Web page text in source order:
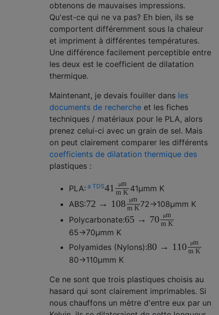
obtenons de mauvaises impressions.
Qu'est-ce qui ne va pas? Eh bien, ils se
comportent différemment sous la chaleur
et impriment à différentes températures.
Une différence facilement perceptible entre
les deux est le coefficient de dilatation
thermique.
Maintenant, je devais fouiller dans les
documents de recherche et les fiches
techniques / matériaux pour le PLA, alors
prenez celui-ci avec un grain de sel. Mais
on peut clairement comparer les différents
coefficients de dilatation thermique des
plastiques :
PLA: a TDS41 µm
m K 41µmm K
ABS:72 → 108 µm
m K 72→108µmm K
Polycarbonate:65 → 70 µm
m K
65→70µmm K
Polyamides (Nylons):80 → 110 µm
m K
80→110µmm K
Ce ne sont que trois plastiques choisis au
hasard qui sont clairement imprimables. Si
nous chauffons un mètre d'entre eux par un